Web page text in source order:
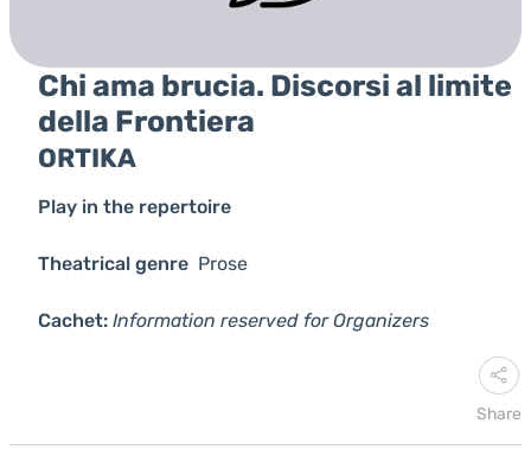
Chi ama brucia. Discorsi al limite
della Frontiera
ORTIKA
Play in the repertoire
Theatrical genre Prose
Cachet: Information reserved for Organizers
Share